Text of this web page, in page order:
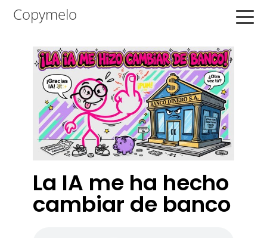
Saltar
navegación
Saltar
contenido
principal
Saltar
Copymelo
La IA me ha hecho
cambiar de banco